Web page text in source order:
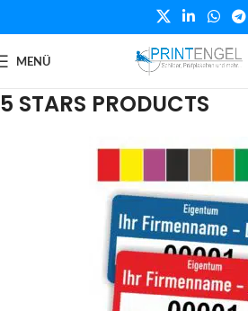
MENÜ
5 STARS PRODUCTS